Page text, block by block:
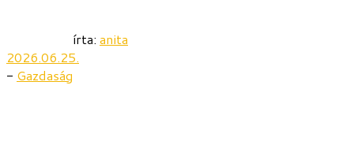
írta: anita
2026.06.25.
- Gazdaság